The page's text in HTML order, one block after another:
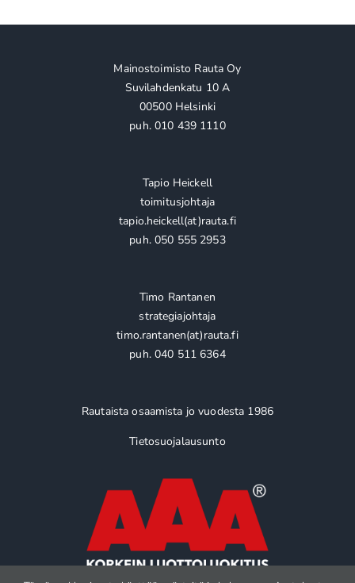
Mainostoimisto Rauta Oy
Suvilahdenkatu 10 A
00500 Helsinki
puh. 010 439 1110
Tapio Heickell
toimitusjohtaja
tapio.heickell(at)rauta.fi
puh. 050 555 2953
Timo Rantanen
strategiajohtaja
timo.rantanen(at)rauta.fi
puh. 040 511 6364
Rautaista osaamista jo vuodesta 1986
Tietosuojalausunto